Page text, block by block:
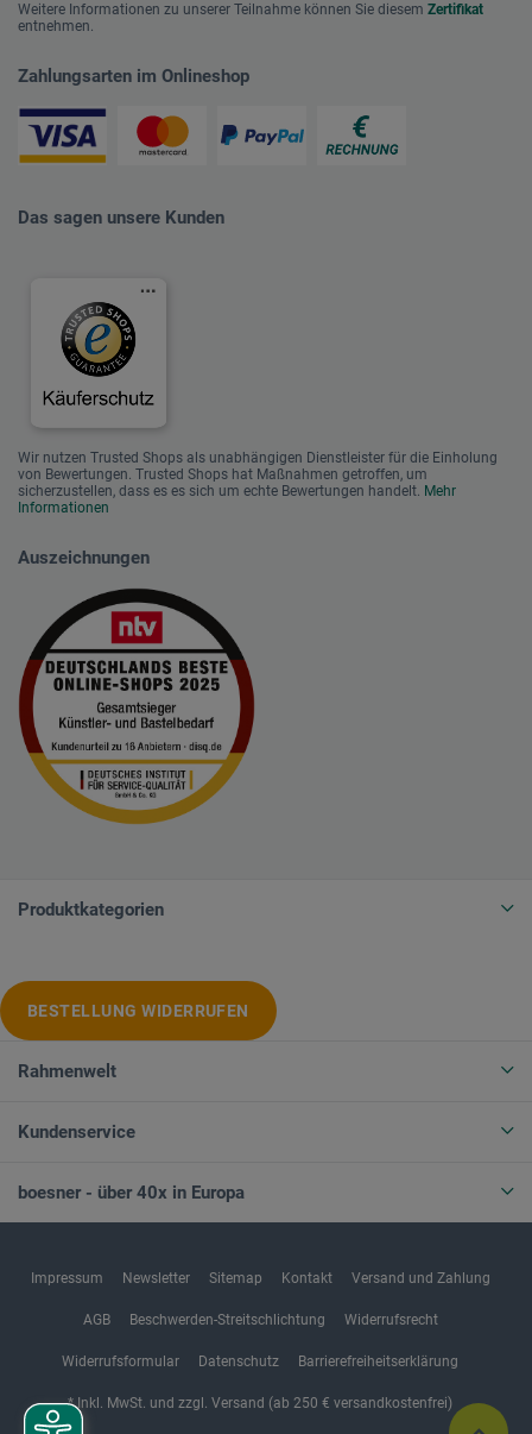
Weitere Informationen zu unserer Teilnahme können Sie diesem Zertifikat
entnehmen.
Zahlungsarten im Onlineshop
Das sagen unsere Kunden
Wir nutzen Trusted Shops als unabhängigen Dienstleister für die Einholung
von Bewertungen. Trusted Shops hat Maßnahmen getroffen, um
sicherzustellen, dass es es sich um echte Bewertungen handelt. Mehr
Informationen
Auszeichnungen
Produktkategorien
BESTELLUNG WIDERRUFEN
Rahmenwelt
Kundenservice
boesner - über 40x in Europa
Impressum Newsletter Sitemap Kontakt Versand und Zahlung
AGB Beschwerden-Streitschlichtung Widerrufsrecht
Widerrufsformular Datenschutz Barrierefreiheitserklärung
* Inkl. MwSt. und zzgl. Versand (ab 250 € versandkostenfrei)